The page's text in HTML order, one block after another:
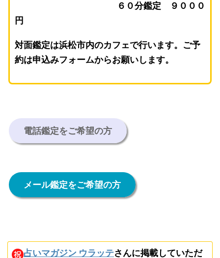
６０分鑑定 ９０００
円
対面鑑定は浜松市内のカフェで行います。ご予
約は申込みフォームからお願いします。
電話鑑定をご希望の方
メール鑑定をご希望の方
占いマガジン ウラッテさんに掲載していただ